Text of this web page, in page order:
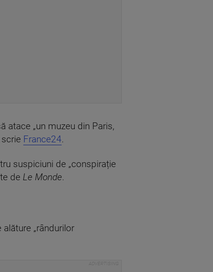
atace „un muzeu din Paris,
France24.
suspiciuni de „conspirație
de Le Monde.
„rândurilor